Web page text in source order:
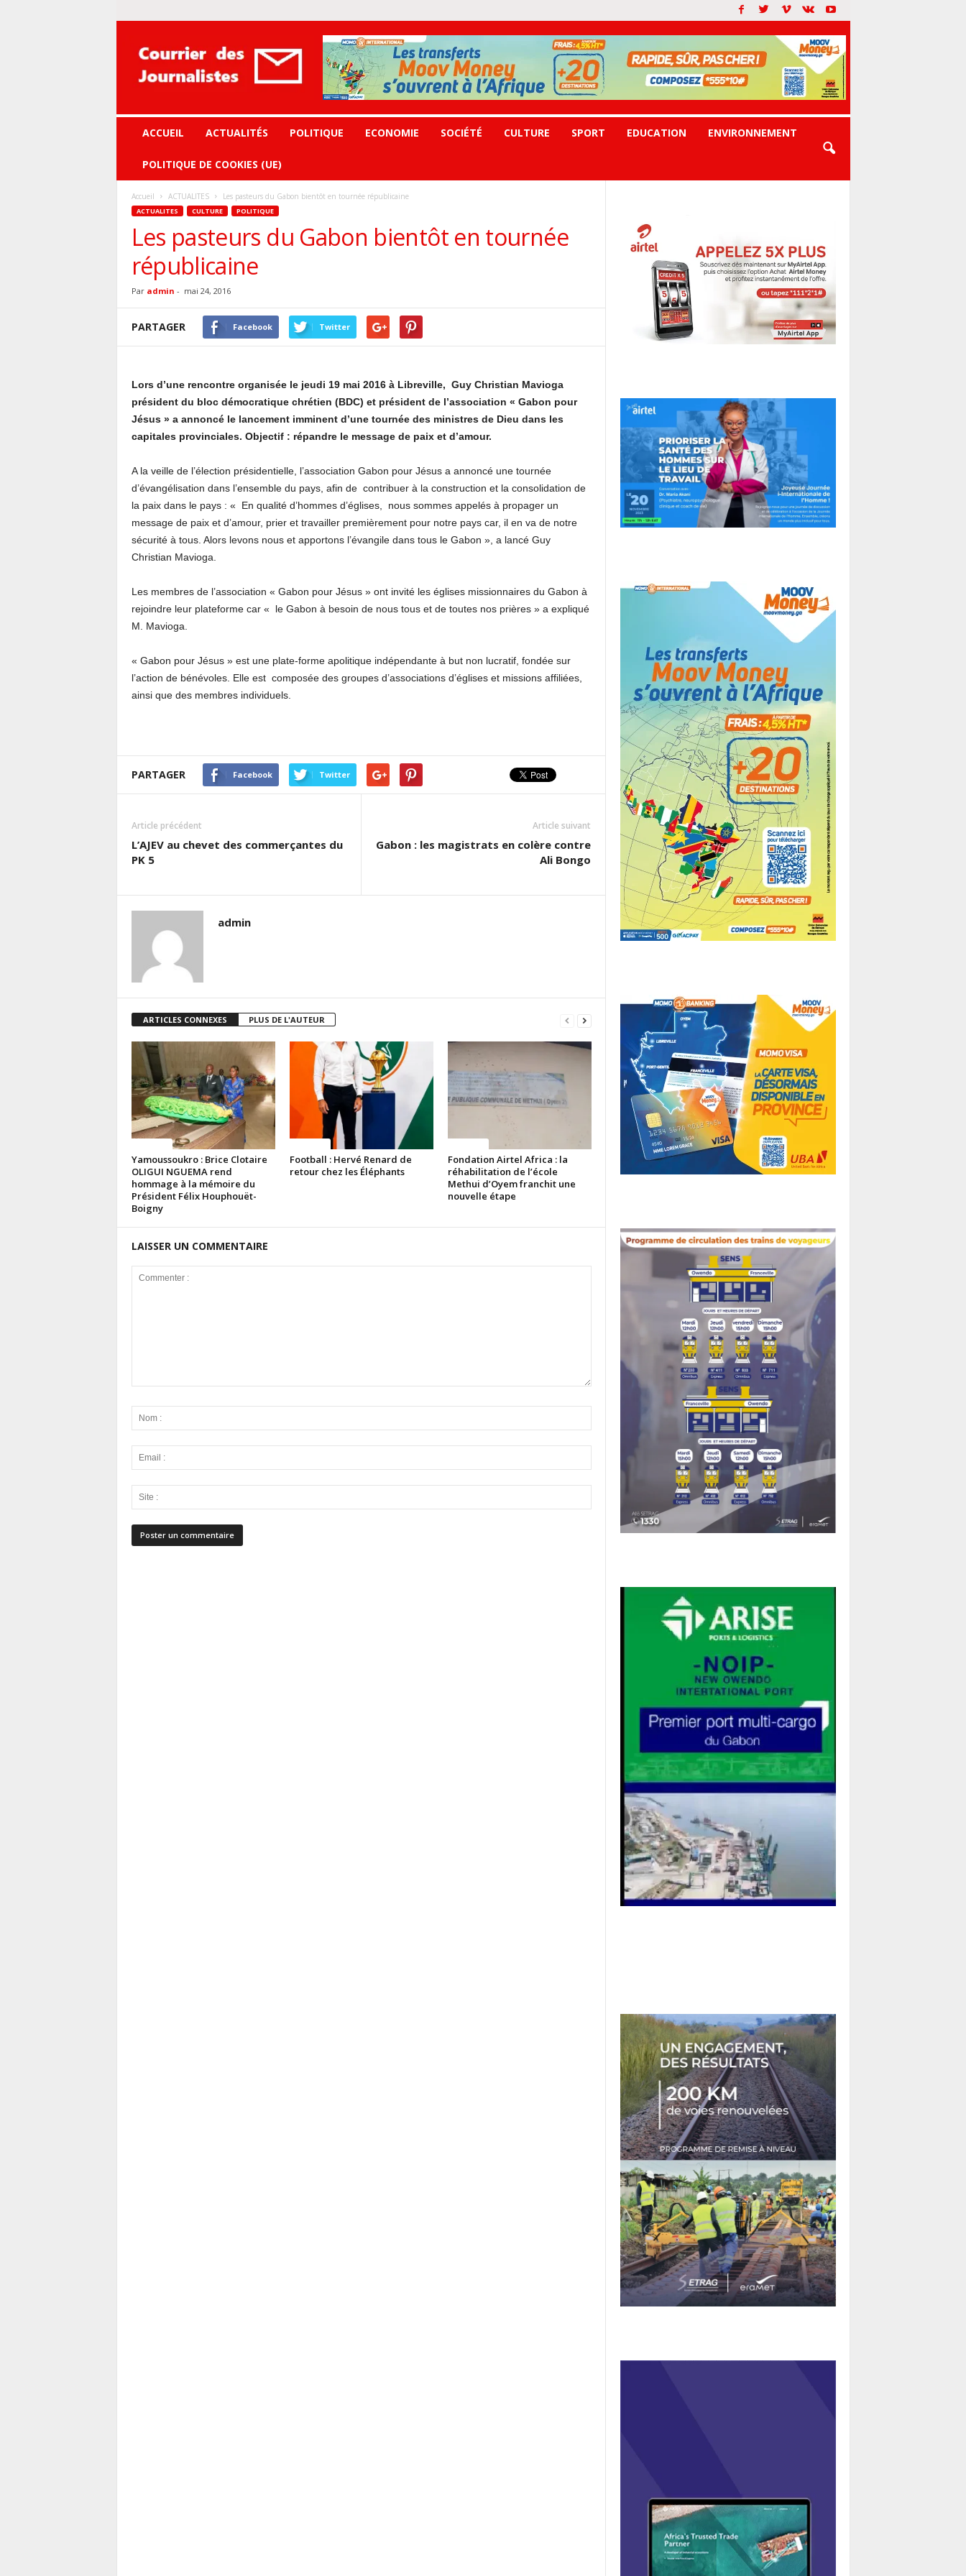
journalistes
ACCUEIL ACTUALITÉS POLITIQUE ECONOMIE SOCIÉTÉ CULTURE SPORT EDUCATION ENVIRONNEMENT
POLITIQUE DE COOKIES (UE)
Accueil ACTUALITES Les pasteurs du Gabon bientôt en tournée républicaine
ACTUALITES CULTURE POLITIQUE
Les pasteurs du Gabon bientôt en tournée
républicaine
Par admin - mai 24, 2016
PARTAGER Facebook Twitter
Lors d’une rencontre organisée le jeudi 19 mai 2016 à Libreville, Guy Christian Mavioga
président du bloc démocratique chrétien (BDC) et président de l’association « Gabon pour
Jésus » a annoncé le lancement imminent d’une tournée des ministres de Dieu dans les
capitales provinciales. Objectif : répandre le message de paix et d’amour.
A la veille de l’élection présidentielle, l’association Gabon pour Jésus a annoncé une tournée
d’évangélisation dans l’ensemble du pays, afin de contribuer à la construction et la consolidation de
la paix dans le pays : « En qualité d’hommes d’églises, nous sommes appelés à propager un
message de paix et d’amour, prier et travailler premièrement pour notre pays car, il en va de notre
sécurité à tous. Alors levons nous et apportons l’évangile dans tous le Gabon », a lancé Guy
Christian Mavioga.
Les membres de l’association « Gabon pour Jésus » ont invité les églises missionnaires du Gabon à
rejoindre leur plateforme car « le Gabon à besoin de nous tous et de toutes nos prières » a expliqué
M. Mavioga.
« Gabon pour Jésus » est une plate-forme apolitique indépendante à but non lucratif, fondée sur
l’action de bénévoles. Elle est composée des groupes d’associations d’églises et missions affiliées,
ainsi que des membres individuels.
PARTAGER Facebook Twitter
Article précédent
L’AJEV au chevet des commerçantes du
PK 5
Article suivant
Gabon : les magistrats en colère contre
Ali Bongo
admin
ARTICLES CONNEXES PLUS DE L'AUTEUR
Yamoussoukro : Brice Clotaire
OLIGUI NGUEMA rend
hommage à la mémoire du
Président Félix Houphouët-
Boigny
Football : Hervé Renard de
retour chez les Éléphants
Fondation Airtel Africa : la
réhabilitation de l’école
Methui d’Oyem franchit une
nouvelle étape
LAISSER UN COMMENTAIRE